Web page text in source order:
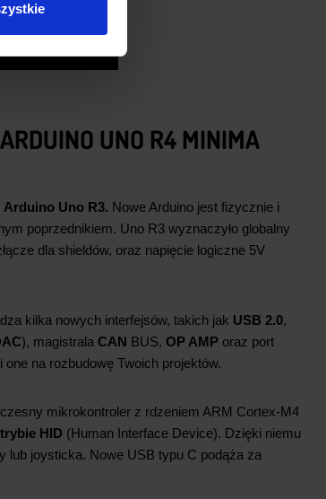
UNO R4 MINIMA
Uno R3. Nowe Arduino jest fizycznie i
poprzednikiem. Uno R3 wyznaczyło globalny
dla shieldów, oraz napięcie logiczne 5V
kilka nowych interfejsów, takich jak USB 2.0,
), magistrala CAN BUS, OP AMP oraz port
na rozbudowę Twoich projektów.
mikrokontroler z rdzeniem ARM Cortex-M4
HID (Human Interface Device). Dzięki niemu
joysticka. Nowe USB typu C podąża za